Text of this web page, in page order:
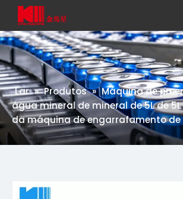
Lar » Produtos » Máquina de
água mineral de mineral de 5L de 5L
da máquina de engarrafamento